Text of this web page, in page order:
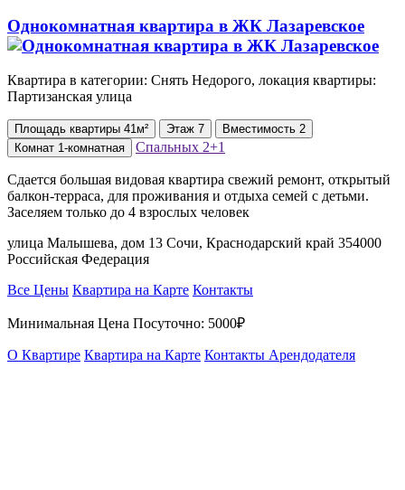
Однокомнатная квартира в ЖК Лазаревское
Квартира в категории: Снять Недорого, локация квартиры:
Партизанская улица
Площадь квартиры 41м² Этаж 7 Вместимость 2
Комнат 1-комнатная Спальных 2+1
Сдается большая видовая квартира свежий ремонт, открытый
балкон-терраса, для проживания и отдыха семей с детьми.
Заселяем только до 4 взрослых человек
улица Малышева, дом 13 Сочи, Краснодарский край 354000
Российская Федерация
Все Цены Квартира на Карте Контакты
Минимальная Цена Посуточно: 5000₽
О Квартире Квартира на Карте Контакты Арендодателя